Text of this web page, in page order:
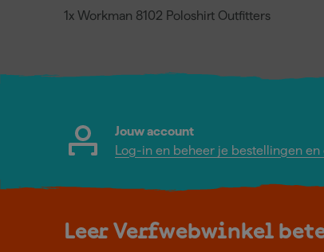
1x Workman 8102 Poloshirt Outfitters
Jouw account
Log-in en beheer je bestellingen en
Leer Verfwebwinkel